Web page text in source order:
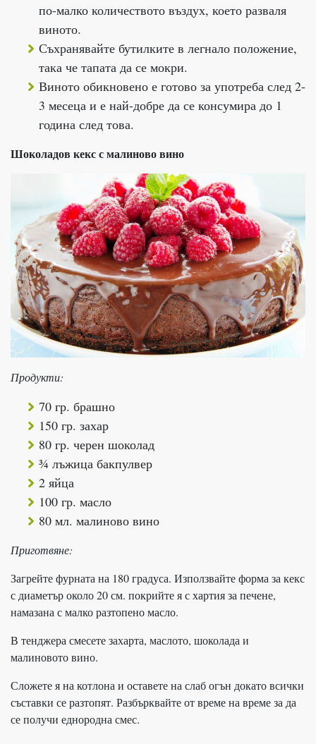
по-малко количеството въздух, което разваля
виното.
Съхранявайте бутилките в легнало положение,
така че тапата да се мокри.
Виното обикновено е готово за употреба след 2-
3 месеца и е най-добре да се консумира до 1
година след това.
Шоколадов кекс с малиново вино
Продукти:
70 гр. брашно
150 гр. захар
80 гр. черен шоколад
¾ лъжица бакпулвер
2 яйца
100 гр. масло
80 мл. малиново вино
Приготвяне:
Загрейте фурната на 180 градуса. Използвайте форма за кекс
с диаметър около 20 см. покрийте я с хартия за печене,
намазана с малко разтопено масло.
В тенджера смесете захарта, маслото, шоколада и
малиновото вино.
Сложете я на котлона и оставете на слаб огън докато всички
съставки се разтопят. Разбърквайте от време на време за да
се получи еднородна смес.